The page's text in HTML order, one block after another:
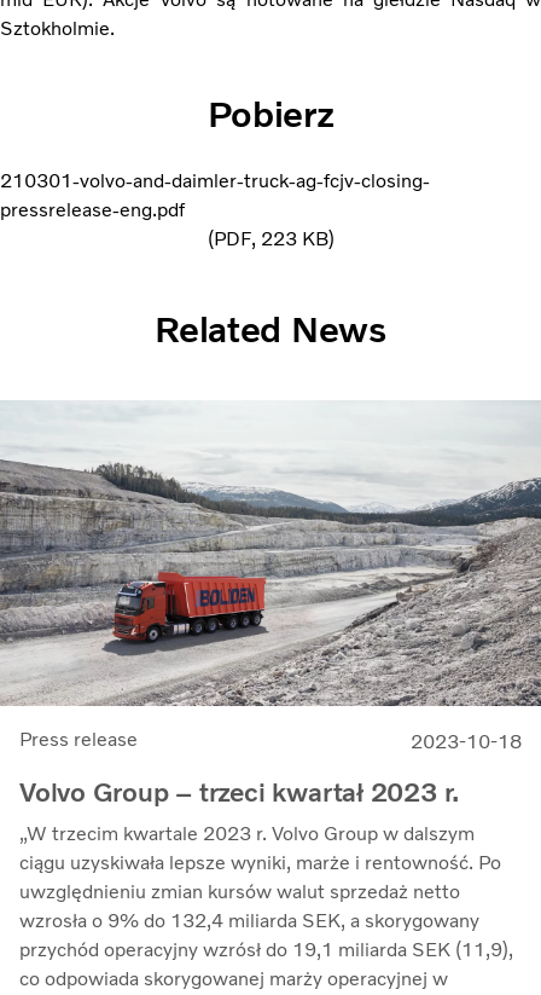
Sztokholmie.
Pobierz
210301-volvo-and-daimler-truck-ag-fcjv-closing-
pressrelease-eng.pdf
PDF 223 KB
Related News
Press release 2023-10-18
Volvo Group – trzeci kwartał 2023 r.
„W trzecim kwartale 2023 r. Volvo Group w dalszym
ciągu uzyskiwała lepsze wyniki, marże i rentowność. Po
uwzględnieniu zmian kursów walut sprzedaż netto
wzrosła o 9% do 132,4 miliarda SEK, a skorygowany
przychód operacyjny wzrósł do 19,1 miliarda SEK (11,9),
co odpowiada skorygowanej marży operacyjnej w